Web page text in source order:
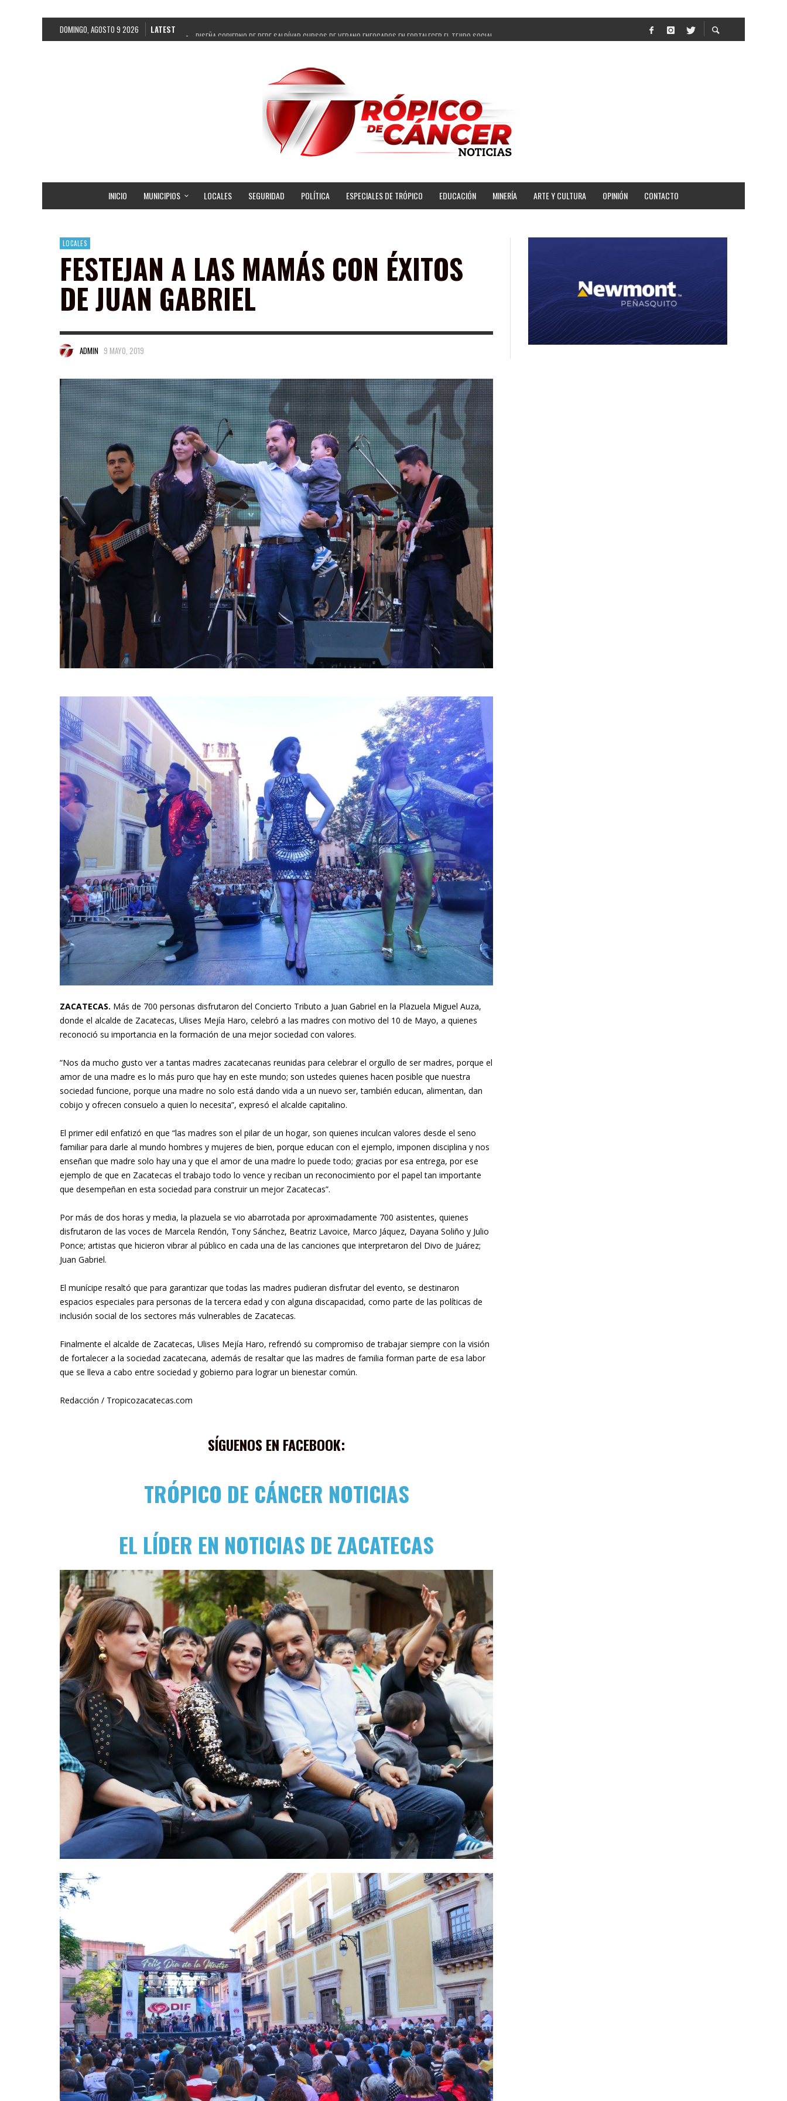
DOMINGO, AGOSTO 9 2026 LATEST
DISEÑA GOBIERNO DE PEPE SALDÍVAR CURSOS DE VERANO ENFOCADOS EN FORTALECER EL TEJIDO SOCIAL
FORTALECE GOBIERNO DE PEPE SALDÍVAR LA EDUCACIÓN EN LA ZACATECANA CON COMODATO DE CENTRO DE BIENESTAR
GOBIERNO DE PEPE SALDÍVAR Y GRUPO FEMSA GENERAN MÁS DE 3 MIL EMPLEOS EN GUADALUPE
CUARTA FERIA EXPO AGROPECUARIA TRAJO BENEFICIO DIRECTO A GUADALUPE: PEPE SALDÍVAR
RECONOCE PEPE SALDÍVAR A ARTISTA ZACATECANA VICTORIA HERNÁNDEZ
SON MUJERES GUADALUPENSES PRINCIPALES BENEFICIADAS DEL PROGRAMA VIVIENDAS PARA EL BIENESTAR
INICIO MUNICIPIOS LOCALES SEGURIDAD POLÍTICA ESPECIALES DE TRÓPICO EDUCACIÓN MINERÍA ARTE Y CULTURA OPINIÓN CONTACTO
LOCALES
FESTEJAN A LAS MAMÁS CON ÉXITOS
DE JUAN GABRIEL
ADMIN 9 MAYO, 2019
ZACATECAS. Más de 700 personas disfrutaron del Concierto Tributo a Juan Gabriel en la Plazuela Miguel Auza,
donde el alcalde de Zacatecas, Ulises Mejía Haro, celebró a las madres con motivo del 10 de Mayo, a quienes
reconoció su importancia en la formación de una mejor sociedad con valores.
“Nos da mucho gusto ver a tantas madres zacatecanas reunidas para celebrar el orgullo de ser madres, porque el
amor de una madre es lo más puro que hay en este mundo; son ustedes quienes hacen posible que nuestra
sociedad funcione, porque una madre no solo está dando vida a un nuevo ser, también educan, alimentan, dan
cobijo y ofrecen consuelo a quien lo necesita”, expresó el alcalde capitalino.
El primer edil enfatizó en que “las madres son el pilar de un hogar, son quienes inculcan valores desde el seno
familiar para darle al mundo hombres y mujeres de bien, porque educan con el ejemplo, imponen disciplina y nos
enseñan que madre solo hay una y que el amor de una madre lo puede todo; gracias por esa entrega, por ese
ejemplo de que en Zacatecas el trabajo todo lo vence y reciban un reconocimiento por el papel tan importante
que desempeñan en esta sociedad para construir un mejor Zacatecas”.
Por más de dos horas y media, la plazuela se vio abarrotada por aproximadamente 700 asistentes, quienes
disfrutaron de las voces de Marcela Rendón, Tony Sánchez, Beatriz Lavoice, Marco Jáquez, Dayana Soliño y Julio
Ponce; artistas que hicieron vibrar al público en cada una de las canciones que interpretaron del Divo de Juárez;
Juan Gabriel.
El munícipe resaltó que para garantizar que todas las madres pudieran disfrutar del evento, se destinaron
espacios especiales para personas de la tercera edad y con alguna discapacidad, como parte de las políticas de
inclusión social de los sectores más vulnerables de Zacatecas.
Finalmente el alcalde de Zacatecas, Ulises Mejía Haro, refrendó su compromiso de trabajar siempre con la visión
de fortalecer a la sociedad zacatecana, además de resaltar que las madres de familia forman parte de esa labor
que se lleva a cabo entre sociedad y gobierno para lograr un bienestar común.
Redacción / Tropicozacatecas.com
SÍGUENOS EN FACEBOOK:
TRÓPICO DE CÁNCER NOTICIAS
EL LÍDER EN NOTICIAS DE ZACATECAS